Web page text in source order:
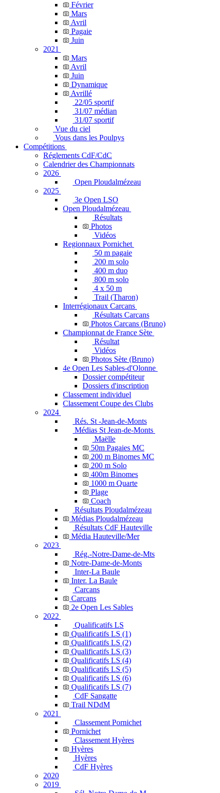
Février
Mars
Avril
Pagaie
Juin
2021
Mars
Avril
Juin
Dynamique
Avrillé
22/05 sportif
31/07 médian
31/07 sportif
Vue du ciel
Vous dans les Poulpys
Compétitions
Réglements CdF/CdC
Calendrier des Championnats
2026
Open Ploudalmézeau
2025
3e Open LSO
Open Ploudalmézeau
Résultats
Photos
Vidéos
Regionnaux Pornichet
50 m pagaie
200 m solo
400 m duo
800 m solo
4 x 50 m
Trail (Tharon)
Interrégionaux Carcans
Résultats Carcans
Photos Carcans (Bruno)
Championnat de France Sète
Résultat
Vidéos
Photos Sète (Bruno)
4e Open Les Sables-d'Olonne
Dossier compétiteur
Dossiers d'inscription
Classement individuel
Classement Coupe des Clubs
2024
Rés. St -Jean-de-Monts
Médias St Jean-de-Monts
Maëlle
50m Pagaies MC
200 m Binomes MC
200 m Solo
400m Binomes
1000 m Quarte
Plage
Coach
Résultats Ploudalmézeau
Médias Ploudalmézeau
Résultats CdF Hauteville
Média Hauteville/Mer
2023
Rég.-Notre-Dame-de-Mts
Notre-Dame-de-Monts
Inter-La Baule
Inter. La Baule
Carcans
Carcans
2e Open Les Sables
2022
Qualificatifs LS
Qualificatifs LS (1)
Qualificatifs LS (2)
Qualificatifs LS (3)
Qualificatifs LS (4)
Qualificatifs LS (5)
Qualificatifs LS (6)
Qualificatifs LS (7)
CdF Sangatte
Trail NDdM
2021
Classement Pornichet
Pornichet
Classement Hyères
Hyères
Hyères
CdF Hyères
2020
2019